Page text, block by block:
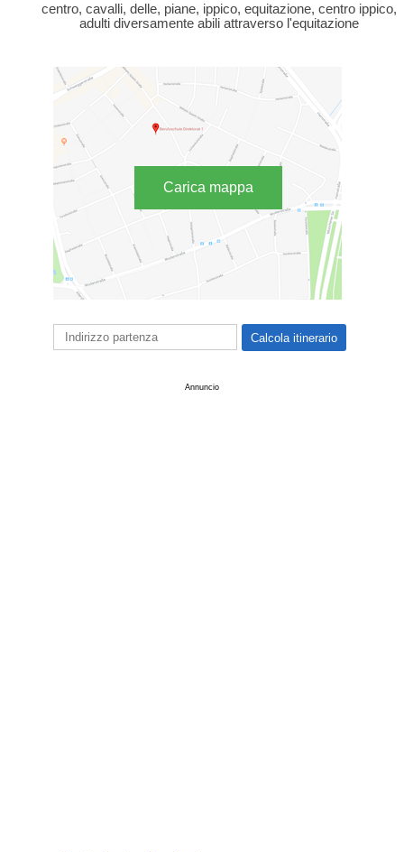
centro, cavalli, delle, piane, ippico, equitazione, centro ippico,
adulti diversamente abili attraverso l'equitazione
Carica mappa
Annuncio